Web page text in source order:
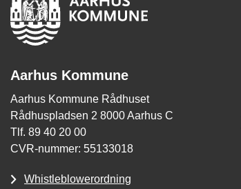
Aarhus Kommune
Aarhus Kommune Rådhuset
Rådhuspladsen 2 8000 Aarhus C
Tlf. 89 40 20 00
CVR-nummer: 55133018
Whistleblowerordning